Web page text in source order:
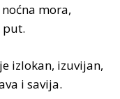
mora,
put.
izlokan, izuvijan,
i savija.